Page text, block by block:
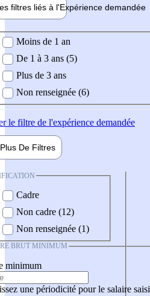
filtres liés à l'Expérience demandée
demandée
Moins de 1 an
De 1 à 3 ans (5)
Plus de 3 ans
Non renseignée (6)
le filtre de l'expérience demandée
Plus De Filtres
Cadre
Non cadre (12)
Non renseignée (1)
BRUT MINIMUM
minimum
une périodicité pour le salaire saisi